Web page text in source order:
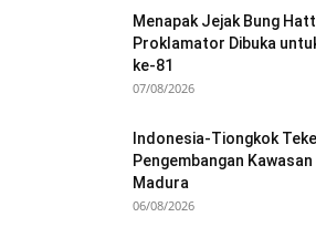
Menapak Jejak Bung
Proklamator Dibuka
ke-81
07/08/2026
Indonesia-Tiongkok
Pengembangan
Madura
06/08/2026